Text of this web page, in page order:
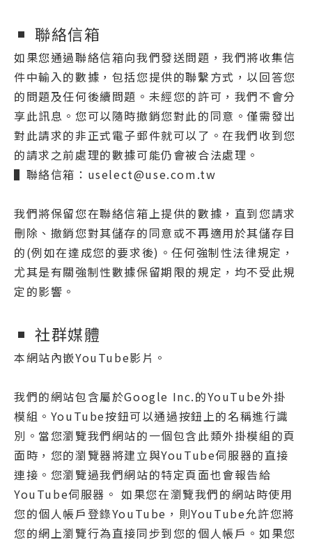
聯絡信箱
如果您通過聯絡信箱向我們發送問題，我們將收集信
件中輸入的數據，包括您提供的聯繫方式，以回答您
的問題及任何後續問題。未經您的許可，我們不會分
享此訊息。您可以隨時撤銷您對此的同意。僅需發出
對此請求的非正式電子郵件就可以了。在我們收到您
的請求之前處理的數據可能仍會被合法處理。
▌聯絡信箱：uselect@use.com.tw
我們將保留您在聯絡信箱上提供的數據，直到您請求
刪除、撤銷您對其儲存的同意或不再適用於其儲存目
的(例如在達成您的要求後)。任何強制性法律規定，
尤其是有關強制性數據保留期限的規定，均不受此規
定的影響。
社群媒體
本網站內嵌YouTube影片。
我們的網站包含屬於Google Inc.的YouTube外掛
模組。YouTube按鈕可以通過按鈕上的名稱進行識
別。當您瀏覽我們網站的一個包含此類外掛模組的頁
面時，您的瀏覽器將建立與YouTube伺服器的直接
連接。您瀏覽過我們網站的特定頁面也會報告給
YouTube伺服器。 如果您在瀏覽我們的網站時使用
您的個人帳戶登錄YouTube，則YouTube允許您將
您的網上瀏覽行為直接同步到您的個人帳戶。如果您